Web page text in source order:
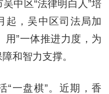
中区“法律明白人”培
起，吴中区司法局加
用”一体推进力度，为
和智力支撑。
一盘棋”。近期，香